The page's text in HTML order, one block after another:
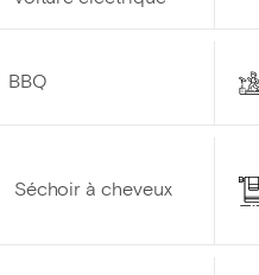
BBQ
Séchoir à cheveux